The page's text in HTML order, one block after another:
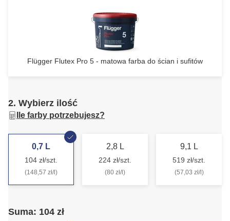
Flügger Flutex Pro 5 - matowa farba do ścian i sufitów
2. Wybierz ilość
Ile farby potrzebujesz?
0,7 L
104 zł/szt.
(148,57 zł/l)
2,8 L
224 zł/szt.
(80 zł/l)
9,1 L
519 zł/szt.
(57,03 zł/l)
Suma: 104 zł